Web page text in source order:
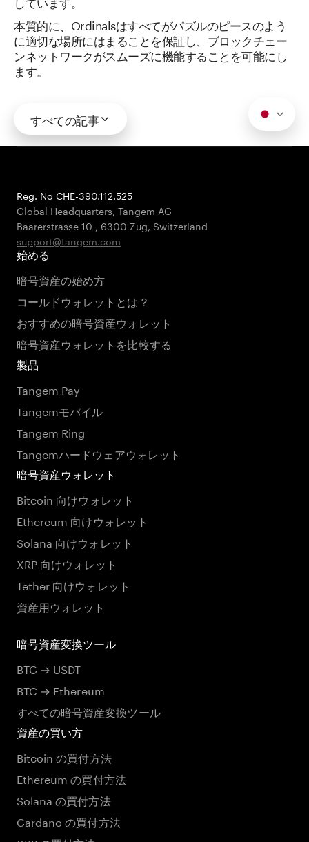
本質的に、Ordinalsはすべてがパズルのピースのよう
に適切な場所にはまることを保証し、ブロックチェー
ンネットワークがスムーズに機能することを可能にし
ます。
すべての記事
Reg. No CHE-390.112.525
Global Headquarters, Tangem AG
Baarerstrasse 10 , 6300 Zug, Switzerland
support@tangem.com
始める
暗号資産の始め方
コールドウォレットとは？
おすすめの暗号資産ウォレット
暗号資産ウォレットを比較する
製品
Tangem Pay
Tangemモバイル
Tangem Ring
Tangemハードウェアウォレット
暗号資産ウォレット
Bitcoin 向けウォレット
Ethereum 向けウォレット
Solana 向けウォレット
XRP 向けウォレット
Tether 向けウォレット
資産用ウォレット
暗号資産変換ツール
BTC → USDT
BTC → Ethereum
すべての暗号資産変換ツール
資産の買い方
Bitcoin の買付方法
Ethereum の買付方法
Solana の買付方法
Cardano の買付方法